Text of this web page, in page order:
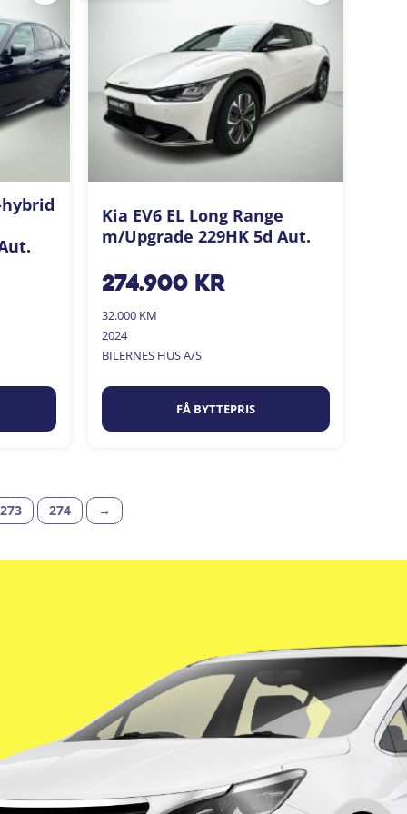
hybrid
Kia EV6 EL Long Range
m/Upgrade 229HK 5d Aut.
274.900 kr
32.000 KM
2024
BILERNES HUS A/S
FÅ BYTTEPRIS
273 274 →